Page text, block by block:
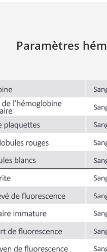
Paramètres